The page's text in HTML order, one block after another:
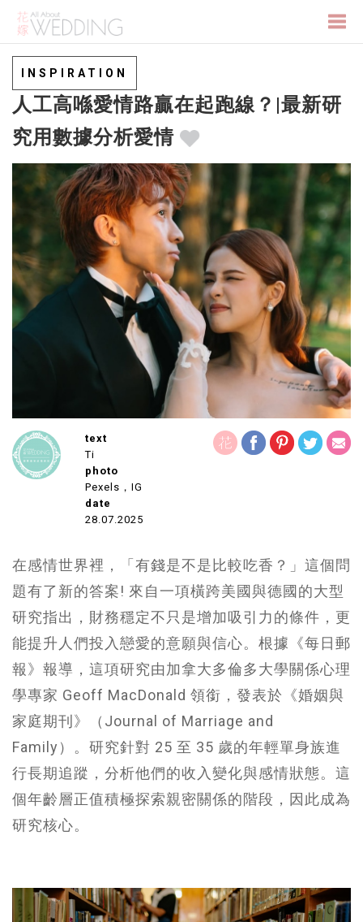
INSPIRATION
人工高喺愛情路贏在起跑線？|最新研
究用數據分析愛情
text
Ti
photo
Pexels，IG
date
28.07.2025
在感情世界裡，「有錢是不是比較吃香？」這個問
題有了新的答案! 來自一項橫跨美國與德國的大型
研究指出，財務穩定不只是增加吸引力的條件，更
能提升人們投入戀愛的意願與信心。根據《每日郵
報》報導，這項研究由加拿大多倫多大學關係心理
學專家 Geoff MacDonald 領銜，發表於《婚姻與
家庭期刊》（Journal of Marriage and
Family）。研究針對 25 至 35 歲的年輕單身族進
行長期追蹤，分析他們的收入變化與感情狀態。這
個年齡層正值積極探索親密關係的階段，因此成為
研究核心。